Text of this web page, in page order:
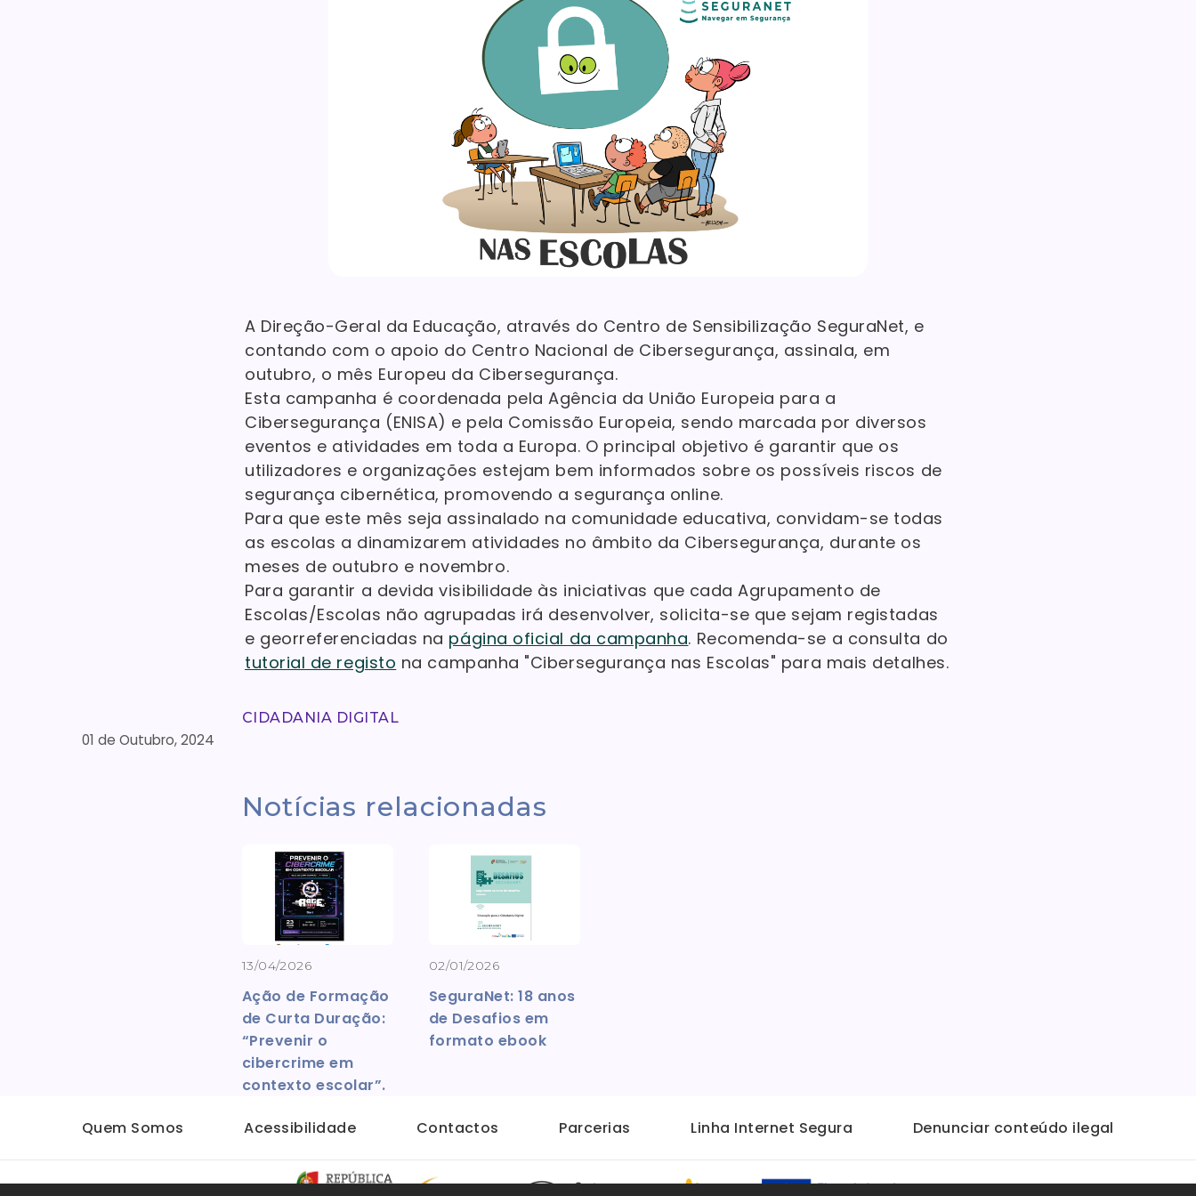
A Direção-Geral da Educação, através do Centro de Sensibilização SeguraNet, e
contando com o apoio do Centro Nacional de Cibersegurança, assinala, em
outubro, o mês Europeu da Cibersegurança.
Esta campanha é coordenada pela Agência da União Europeia para a
Cibersegurança (ENISA) e pela Comissão Europeia, sendo marcada por diversos
eventos e atividades em toda a Europa. O principal objetivo é garantir que os
utilizadores e organizações estejam bem informados sobre os possíveis riscos de
segurança cibernética, promovendo a segurança online.
Para que este mês seja assinalado na comunidade educativa, convidam-se todas
as escolas a dinamizarem atividades no âmbito da Cibersegurança, durante os
meses de outubro e novembro.
Para garantir a devida visibilidade às iniciativas que cada Agrupamento de
Escolas/Escolas não agrupadas irá desenvolver, solicita-se que sejam registadas
e georreferenciadas na página oficial da campanha. Recomenda-se a consulta do
tutorial de registo na campanha "Cibersegurança nas Escolas" para mais detalhes.
CIDADANIA DIGITAL
01 de Outubro, 2024
Notícias relacionadas
13/04/2026
Ação de Formação
de Curta Duração:
“Prevenir o
cibercrime em
contexto escolar”.
02/01/2026
SeguraNet: 18 anos
de Desafios em
formato ebook
Quem Somos Acessibilidade Contactos Parcerias Linha Internet Segura Denunciar conteúdo ilegal